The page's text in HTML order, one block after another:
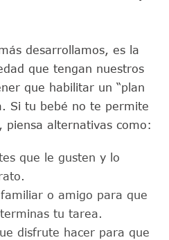
desarrollamos, es la
que tengan nuestros
que habilitar un “plan
Si tu bebé no te permite
alternativas como:
que le gusten y lo
o amigo para que
tu tarea.
disfrute hacer para que